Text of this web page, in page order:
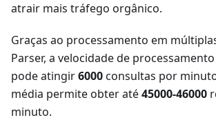
atrair mais tráfego orgânico.
Graças ao processamento em
Parser, a velocidade de
pode atingir6000consultas por
média permite obter até45000-46000
minuto.